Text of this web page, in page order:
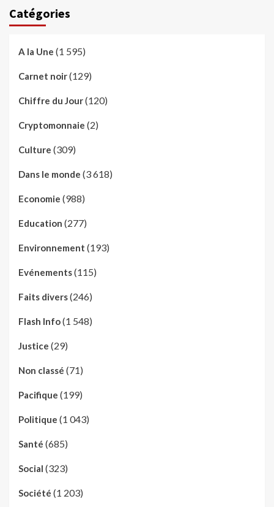
Catégories
A la Une (1 595)
Carnet noir(129)
Chiffre du Jour(120)
Cryptomonnaie (2)
Culture (309)
Dans le monde (3 618)
Economie (988)
Education (277)
Environnement (193)
Evénements(115)
Faits divers(246)
Flash Info(1 548)
Justice (29)
Non classé (71)
Pacifique (199)
Politique (1 043)
Santé (685)
Social (323)
Société (1 203)